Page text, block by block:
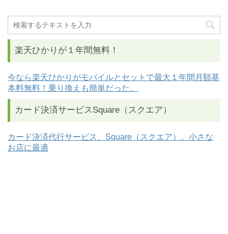
楽天ひかりが１年間無料！
今なら楽天ひかりがモバイルとセットで最大１年間月額基
本料無料！乗り換えも簡単だった。
カード決済サービスSquare（スクエア）
カード決済代行サービス、Square（スクエア）。小さな
お店に最適